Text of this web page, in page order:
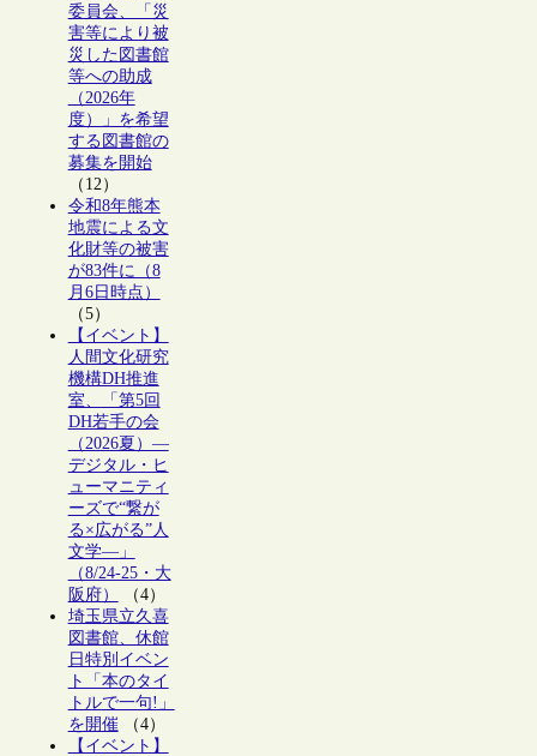
委員会、「災
害等により被
災した図書館
等への助成
（2026年
度）」を希望
する図書館の
募集を開始
（12）
令和8年熊本
地震による文
化財等の被害
が83件に（8
月6日時点）
（5）
【イベント】
人間文化研究
機構DH推進
室、「第5回
DH若手の会
（2026夏）―
デジタル・ヒ
ューマニティ
ーズで“繋が
る×広がる”人
文学―」
（8/24-25・大
阪府）
（4）
埼玉県立久喜
図書館、休館
日特別イベン
ト「本のタイ
トルで一句!」
を開催（4）
【イベント】